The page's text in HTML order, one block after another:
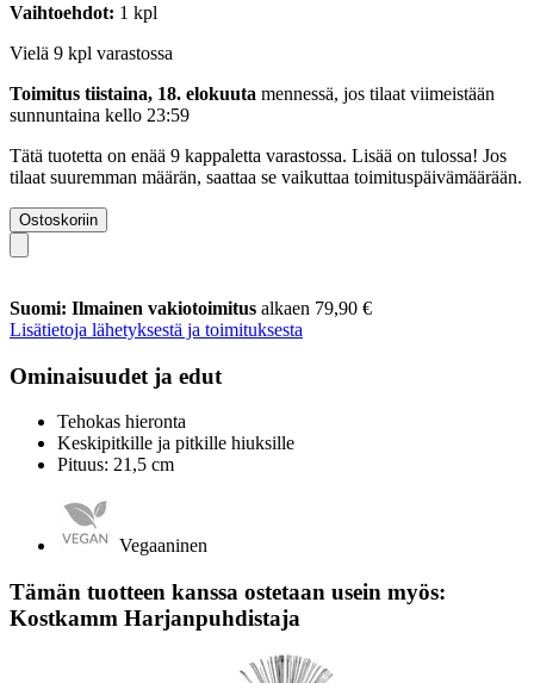
Vaihtoehdot: 1 kpl
Vielä 9 kpl varastossa
Toimitus tiistaina, 18. elokuuta mennessä, jos tilaat viimeistään
sunnuntaina kello 23:59
Tätä tuotetta on enää 9 kappaletta varastossa. Lisää on tulossa! Jos
tilaat suuremman määrän, saattaa se vaikuttaa toimituspäivämäärään.
Ostoskoriin
Suomi: Ilmainen vakiotoimitus alkaen 79,90 €
Lisätietoja lähetyksestä ja toimituksesta
Ominaisuudet ja edut
Tehokas hieronta
Keskipitkille ja pitkille hiuksille
Pituus: 21,5 cm
Vegaaninen
Tämän tuotteen kanssa ostetaan usein myös:
Kostkamm Harjanpuhdistaja